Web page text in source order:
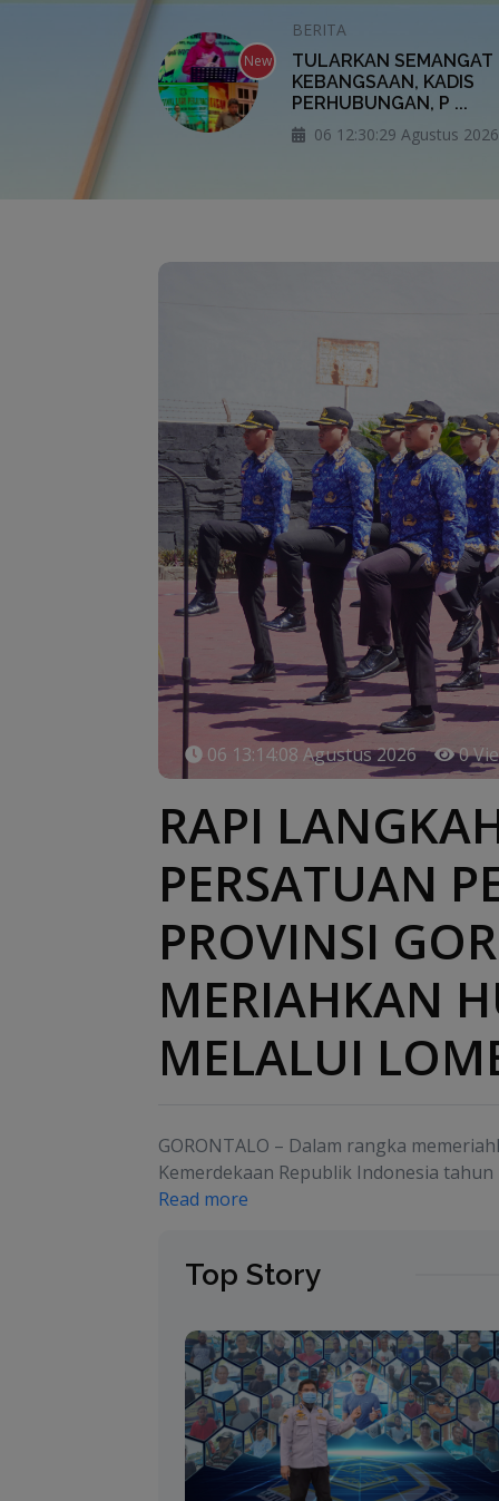
New
BERITA
TULARKAN SEMANGAT
KEBANGSAAN, KADIS
PERHUBUNGAN, P ...
06 12:30:29 Agustus 2026
06 13:14:08 Agustus 2026 0
RAPI
PERSATUAN
PROVINSI
MERIAHKAN
MELALUI
GORONTALO – Dalam rangka
Kemerdekaan Republik Indonesia
Read more
Top Story